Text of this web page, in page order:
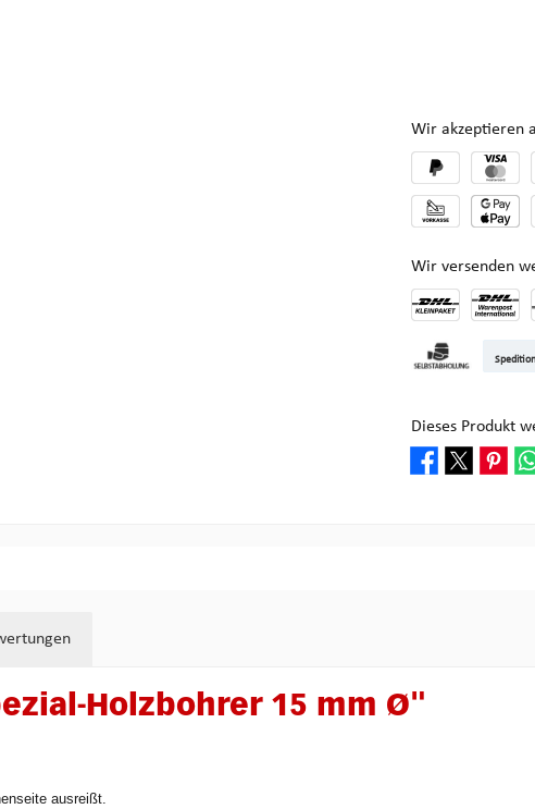
Wir akzeptieren
Wir versenden
Spedition
Dieses Produkt
Holzbohrer 15 mm Ø"
ausreißt.